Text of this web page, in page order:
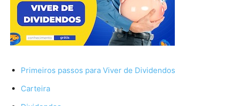
Primeiros passos para Viver de Dividendos
Carteira